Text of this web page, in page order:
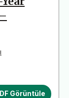
Görüntüle